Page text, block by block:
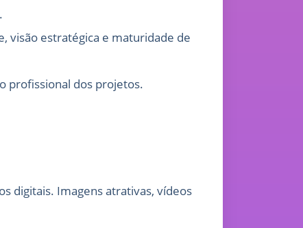
visão estratégica e maturidade de
profissional dos projetos.
digitais. Imagens atrativas, vídeos